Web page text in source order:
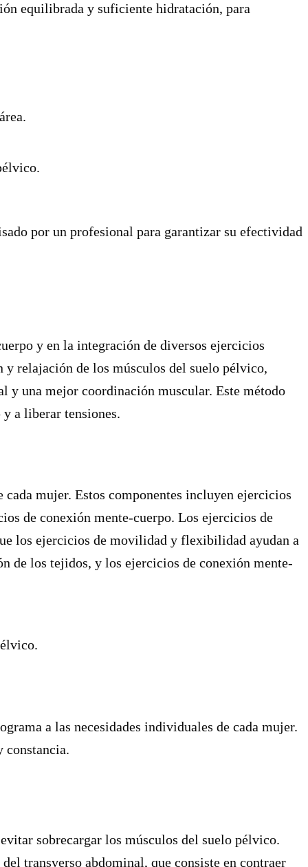
equilibrada y suficiente hidratación, para
por un profesional para garantizar su efectividad
y en la integración de diversos ejercicios
relajación de los músculos del suelo pélvico,
y una mejor coordinación muscular. Este método
a liberar tensiones.
cada mujer. Estos componentes incluyen ejercicios
de conexión mente-cuerpo. Los ejercicios de
los ejercicios de movilidad y flexibilidad ayudan a
de los tejidos, y los ejercicios de conexión mente-
a las necesidades individuales de cada mujer.
constancia.
sobrecargar los músculos del suelo pélvico.
transverso abdominal, que consiste en contraer